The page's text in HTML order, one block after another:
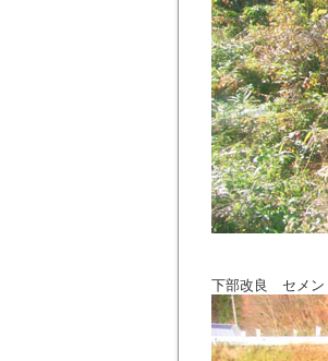
下部改良 セメン